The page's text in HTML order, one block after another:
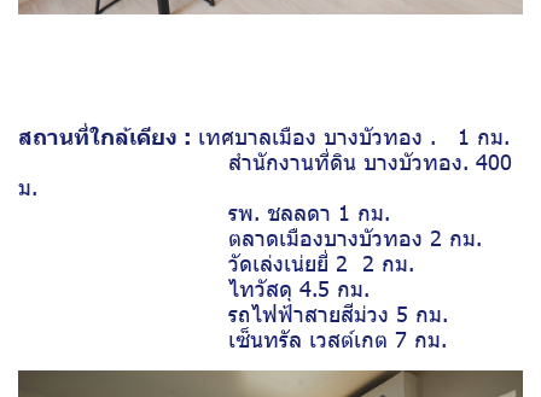
สถานที่ใกล้เคียง : เทศบาลเมือง บางบัวทอง . 1 กม.
สำนักงานที่ดิน บางบัวทอง. 400
ม.
รพ. ชลลดา 1 กม.
ตลาดเมืองบางบัวทอง 2 กม.
วัดเล่งเน่ยยี่ 2 2 กม.
ไทวัสดุ 4.5 กม.
รถไฟฟ้าสายสีม่วง 5 กม.
เซ็นทรัล เวสต์เกต 7 กม.